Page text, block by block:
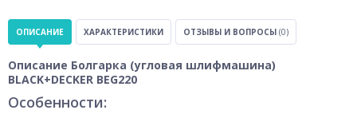
ОПИСАНИЕ ХАРАКТЕРИСТИКИ ОТЗЫВЫ И ВОПРОСЫ (0)
Описание Болгарка (угловая шлифмашина)
BLACK+DECKER BEG220
Особенности: